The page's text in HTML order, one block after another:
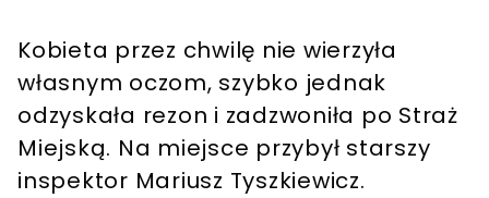
Kobieta przez chwilę nie wierzyła
własnym oczom, szybko jednak
odzyskała rezon i zadzwoniła po Straż
Miejską. Na miejsce przybył starszy
inspektor Mariusz Tyszkiewicz.